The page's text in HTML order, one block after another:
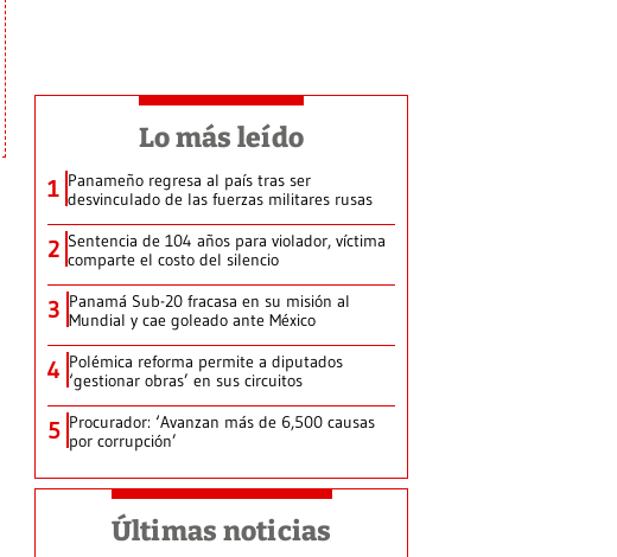
Lo más leído
1 Panameño regresa al país tras ser
desvinculado de las fuerzas militares rusas
2 Sentencia de 104 años para violador, víctima
comparte el costo del silencio
3 Panamá Sub-20 fracasa en su misión al
Mundial y cae goleado ante México
4 Polémica reforma permite a diputados
‘gestionar obras’ en sus circuitos
5 Procurador: ‘Avanzan más de 6,500 causas
por corrupción’
Últimas noticias